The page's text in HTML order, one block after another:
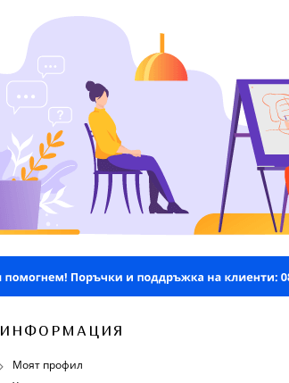
ИНФОРМАЦИЯ
Моят профил